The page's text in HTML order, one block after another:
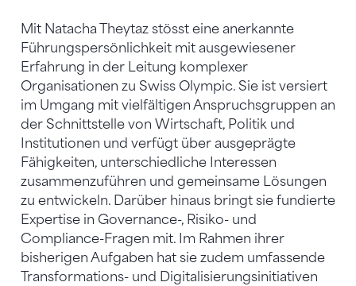
Mit Natacha Theytaz stösst eine anerkannte
Führungspersönlichkeit mit ausgewiesener
Erfahrung in der Leitung komplexer
Organisationen zu Swiss Olympic. Sie ist versiert
im Umgang mit vielfältigen Anspruchsgruppen an
der Schnittstelle von Wirtschaft, Politik und
Institutionen und verfügt über ausgeprägte
Fähigkeiten, unterschiedliche Interessen
zusammenzuführen und gemeinsame Lösungen
zu entwickeln. Darüber hinaus bringt sie fundierte
Expertise in Governance-, Risiko- und
Compliance-Fragen mit. Im Rahmen ihrer
bisherigen Aufgaben hat sie zudem umfassende
Transformations- und Digitalisierungsinitiativen